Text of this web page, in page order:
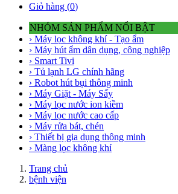
Giỏ hàng (0)
NHÓM SẢN PHẨM NỔI BẬT
› Máy lọc không khí - Tạo ẩm
› Máy hút ẩm dân dụng, công nghiệp
› Smart Tivi
› Tủ lạnh LG chính hãng
› Robot hút bụi thông minh
› Máy Giặt - Máy Sấy
› Máy lọc nước ion kiềm
› Máy lọc nước cao cấp
› Máy rửa bát, chén
› Thiết bị gia dụng thông minh
› Màng lọc không khí
Trang chủ
bệnh viện